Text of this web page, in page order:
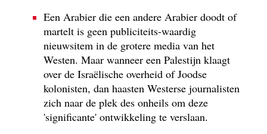
Een Arabier die een andere Arabier doodt of
martelt is geen publiciteits-waardig
nieuwsitem in de grotere media van het
Westen. Maar wanneer een Palestijn klaagt
over de Israëlische overheid of Joodse
kolonisten, dan haasten Westerse journalisten
zich naar de plek des onheils om deze
'significante' ontwikkeling te verslaan.